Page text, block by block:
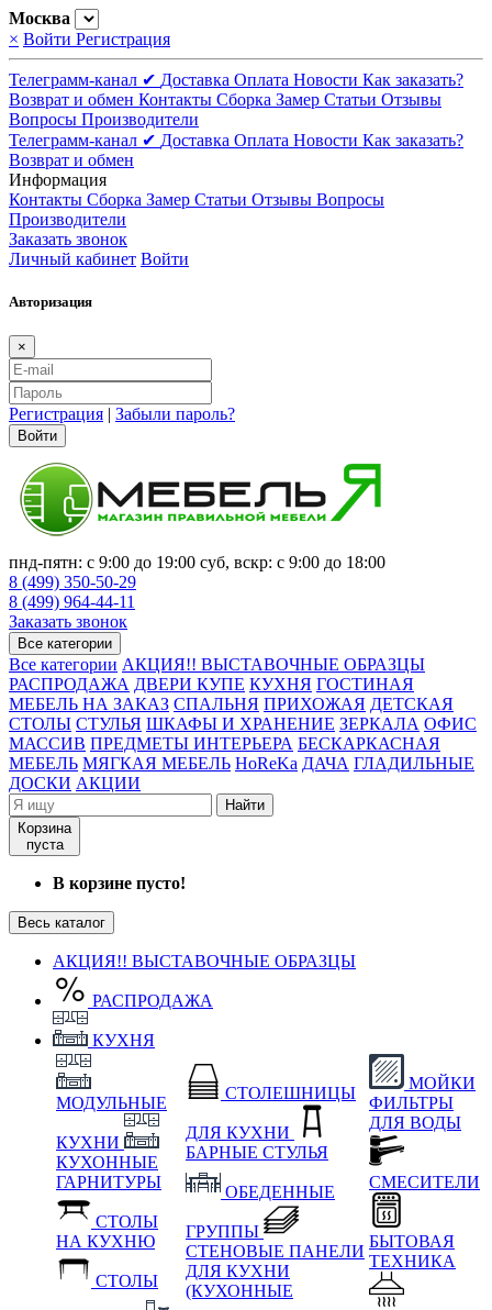
Москва
× Войти Регистрация
Телеграмм-канал ✔ Доставка Оплата Новости Как заказать?
Возврат и обмен Контакты Сборка Замер Статьи Отзывы
Вопросы Производители
Телеграмм-канал ✔ Доставка Оплата Новости Как заказать?
Возврат и обмен
Информация
Контакты Сборка Замер Статьи Отзывы Вопросы
Производители
Заказать звонок
Личный кабинет Войти
Авторизация
×
Регистрация | Забыли пароль?
Войти
пнд-пятн: с 9:00 до 19:00 суб, вскр: с 9:00 до 18:00
8 (499) 350-50-29
8 (499) 964-44-11
Заказать звонок
Все категории
Все категории АКЦИЯ!! ВЫСТАВОЧНЫЕ ОБРАЗЦЫ
РАСПРОДАЖА ДВЕРИ КУПЕ КУХНЯ ГОСТИНАЯ
МЕБЕЛЬ НА ЗАКАЗ СПАЛЬНЯ ПРИХОЖАЯ ДЕТСКАЯ
СТОЛЫ СТУЛЬЯ ШКАФЫ И ХРАНЕНИЕ ЗЕРКАЛА ОФИС
МАССИВ ПРЕДМЕТЫ ИНТЕРЬЕРА БЕСКАРКАСНАЯ
МЕБЕЛЬ МЯГКАЯ МЕБЕЛЬ HoReKa ДАЧА ГЛАДИЛЬНЫЕ
ДОСКИ АКЦИИ
Найти
Корзина
пуста
В корзине пусто!
Весь каталог
АКЦИЯ!! ВЫСТАВОЧНЫЕ ОБРАЗЦЫ
РАСПРОДАЖА
КУХНЯ
МОДУЛЬНЫЕ
КУХНИ
КУХОННЫЕ
ГАРНИТУРЫ
СТОЛЫ
НА КУХНЮ
СТОЛЫ
СТОЛЕШНИЦЫ
ДЛЯ КУХНИ
БАРНЫЕ СТУЛЬЯ
ОБЕДЕННЫЕ
ГРУППЫ
СТЕНОВЫЕ ПАНЕЛИ
ДЛЯ КУХНИ
(КУХОННЫЕ
МОЙКИ
ФИЛЬТРЫ
ДЛЯ ВОДЫ
СМЕСИТЕЛИ
БЫТОВАЯ
ТЕХНИКА